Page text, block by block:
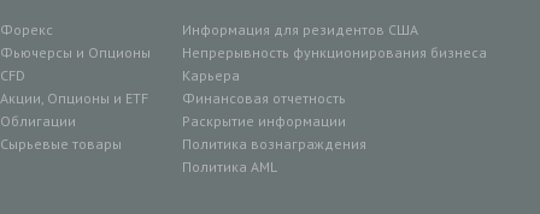
Форекс
Фьючерсы и Опционы
CFD
Акции, Опционы и ETF
Облигации
Сырьевые товары
Информация для резидентов США
Непрерывность функционирования бизнеса
Карьера
Финансовая отчетность
Раскрытие информации
Политика вознаграждения
Политика AML